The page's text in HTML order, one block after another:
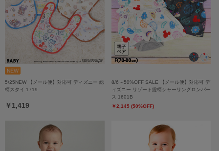
5/25NEW 【メール便】対応可 ディズニー 総
柄スタイ 1719
￥1,419
8/6～50%OFF SALE 【メール便】対応可 デ
ィズニー リゾート総柄シャーリングロンパー
ス 1601B
￥2,145 (50%OFF)